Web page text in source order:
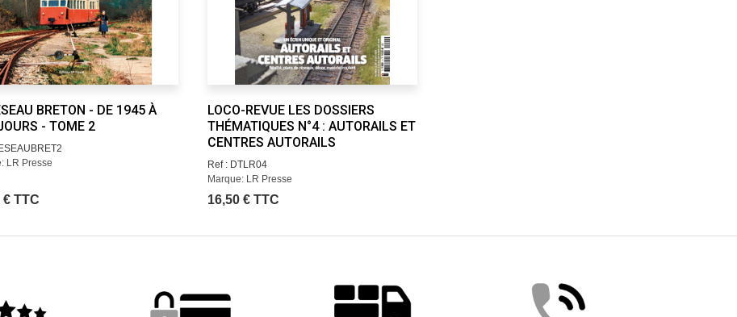
BRETON - DE 1945 À
- TOME 2
LR Presse
€ TTC
LOCO-REVUE LES DOSSIERS
THÉMATIQUES N°4 : AUTORAILS ET
CENTRES AUTORAILS
Ref : DTLR04
Marque: LR Presse
16,50 € TTC